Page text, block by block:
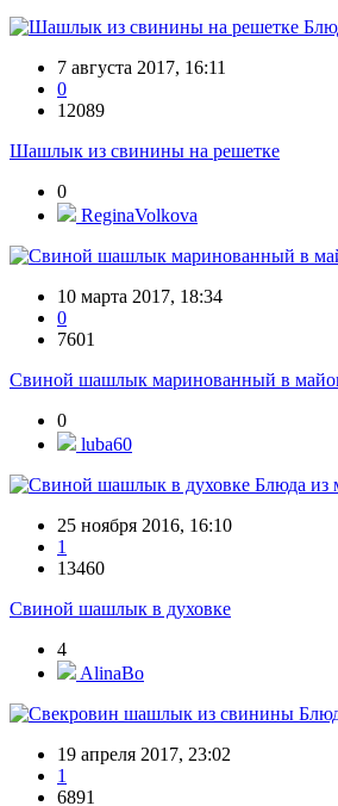
7 августа 2017, 16:11
0
12089
Шашлык из свинины на решетке
0
ReginaVolkova
10 марта 2017, 18:34
0
7601
Свиной шашлык маринованный в
0
luba60
Блюда из
25 ноября 2016, 16:10
1
13460
Свиной шашлык в духовке
4
AlinaBo
19 апреля 2017, 23:02
1
6891